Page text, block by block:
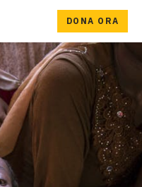
DONA ORA